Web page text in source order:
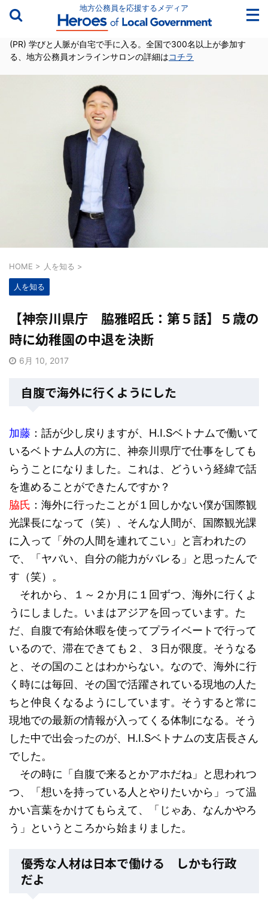
地方公務員を応援するメディア
(PR) 学びと人脈が自宅で手に入る。全国で300名以上が参加す
る、地方公務員オンラインサロンの詳細はコチラ
HOME > 人を知る >
人を知る
【神奈川県庁 脇雅昭氏：第５話】５歳の
時に幼稚園の中退を決断
6月 10, 2017
自腹で海外に行くようにした
加藤 ：話が少し戻りますが、H.I.Sベトナムで働いて
いるベトナム人の方に、神奈川県庁で仕事をしても
らうことになりました。これは、どういう経緯で話
を進めることができたんですか？
脇氏 ：海外に行ったことが１回しかない僕が国際観
光課長になって（笑）、そんな人間が、国際観光課
に入って「外の人間を連れてこい」と言われたの
で、「ヤバい、自分の能力がバレる」と思ったんで
す（笑）。
それから、１～２か月に１回ずつ、海外に行くよ
うにしました。いまはアジアを回っています。た
だ、自腹で有給休暇を使ってプライベートで行って
いるので、滞在できても２、３日が限度。そうなる
と、その国のことはわからない。なので、海外に行
く時には毎回、その国で活躍されている現地の人た
ちと仲良くなるようにしています。そうすると常に
現地での最新の情報が入ってくる体制になる。そう
した中で出会ったのが、H.I.Sベトナムの支店長さん
でした。
その時に「自腹で来るとかアホだね」と思われつ
つ、「想いを持っている人とやりたいから」って温
かい言葉をかけてもらえて、「じゃあ、なんかやろ
う」というところから始まりました。
優秀な人材は日本で働ける しかも行政
だよ